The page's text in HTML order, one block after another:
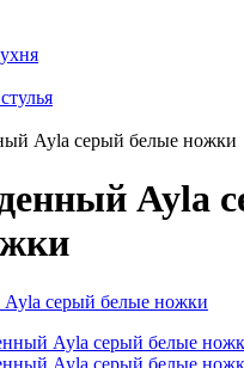
Ayla серый белые ножки
Ayla